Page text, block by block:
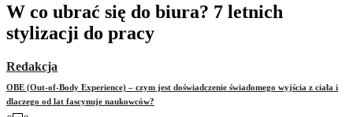
OBE (Out-of-Body Experience) – czym jest doświadczenie świadomego wyjścia z ciała i
dlaczego od lat fascynuje naukowców?
W co ubrać się do biura? 7 letnich
stylizacji do pracy
Redakcja